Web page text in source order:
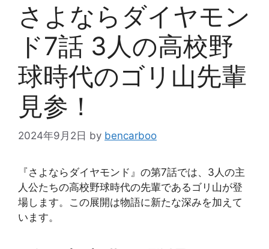
さよならダイヤモン
ド7話 3人の高校野
球時代のゴリ山先輩
見参！
2024年9月2日 by bencarboo
『さよならダイヤモンド』の第7話では、3人の主
人公たちの高校野球時代の先輩であるゴリ山が登
場します。この展開は物語に新たな深みを加えて
います。